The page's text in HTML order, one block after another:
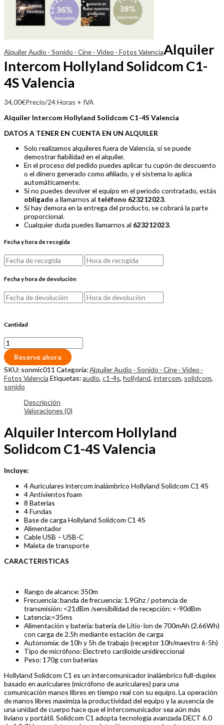
Alquiler Audio · Sonido · Cine · Vídeo · Fotos ValenciaAlquiler
Intercom Hollyland Solidcom C1-
4S Valencia
34,00€Precio/24 Horas + IVA
Alquiler Intercom Hollyland Solidcom C1-4S Valencia
DATOS A TENER EN CUENTA EN UN ALQUILER
Solo realizamos alquileres fuera de Valencia, si se puede
demostrar fiabilidad en el alquiler.
En el proceso del pedido puedes aplicar tu cupón de descuento
o el dinero generado como afiliado, y el sistema lo aplica
automáticamente.
Si no puedes devolver el equipo en el periodo contratado, estás
obligado a llamarnos al teléfono 623212023.
Si hay demora en la entrega del producto, se cobrará la parte
proporcional.
Cualquier duda puedes llamarnos al 623212023.
Fecha y hora de recogida
Fecha y hora de devolución
Cantidad
Reserve ahora
SKU: sonmic011 Categoría:Alquiler Audio · Sonido · Cine · Vídeo ·
Fotos Valencia Etiquetas:audio, c1-4s, hollyland, intercom, solidcom,
sonido
Descripción
Valoraciones (0)
Alquiler Intercom Hollyland
Solidcom C1-4S Valencia
Incluye:
4 Auriculares intercom inalámbrico Hollyland Solidcom C1 4S
4 Antivientos foam
8 Baterías
4 Fundas
Base de carga Hollyland Solidcom C1 4S
Alimentador
Cable USB – USB-C
Maleta de transporte
CARACTERISTICAS
Rango de alcance: 350m
Frecuencia: banda de frecuencia: 1.9Ghz / potencia de
transmisión: <21dBm /sensibilidad de recepción: <-90dBm
Latencia:<35ms
Alimentación y batería: batería de Litio-Ion de 700mAh (2.66Wh)
con carga de 2.5h mediante estación de carga
Autonomía: de 10h y 5h de trabajo (receptor 10h/maestro 6-5h)
Tipo de micrófono: Electreto cardioide unidireccional
Peso: 170g con baterías
Hollyland Solidcom C1 es un intercomunicador inalámbrico full-duplex
basado en auriculares (micrófono de auriculares) para una
comunicación manos libres en tiempo real con su equipo. La operación
de manos libres maximiza la productividad del equipo y la ausencia de
una unidad de cuerpo hace que el intercomunicador sea aún más
liviano y portátil. Solidcom C1 adopta tecnología avanzada DECT 6.0